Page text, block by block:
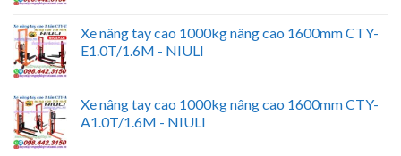
Xe nâng tay cao 1000kg nâng cao 1600mm CTY-
E1.0T/1.6M - NIULI
Xe nâng tay cao 1000kg nâng cao 1600mm CTY-
A1.0T/1.6M - NIULI